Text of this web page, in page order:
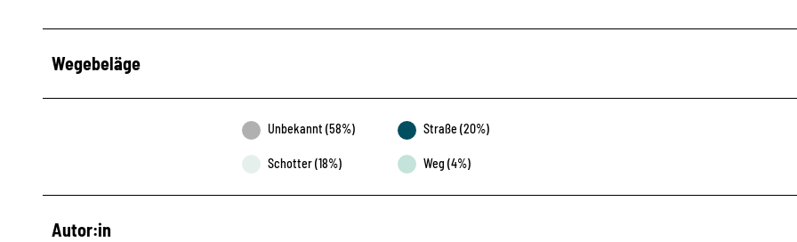
Wegebeläge
Unbekannt (58%) Straße (20%)
Schotter (18%) Weg (4%)
Autor:in